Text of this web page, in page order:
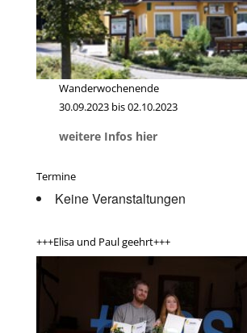
Wanderwochenende
30.09.2023 bis 02.10.2023
weitere Infos hier
Termine
Keine Veranstaltungen
+++Elisa und Paul geehrt+++